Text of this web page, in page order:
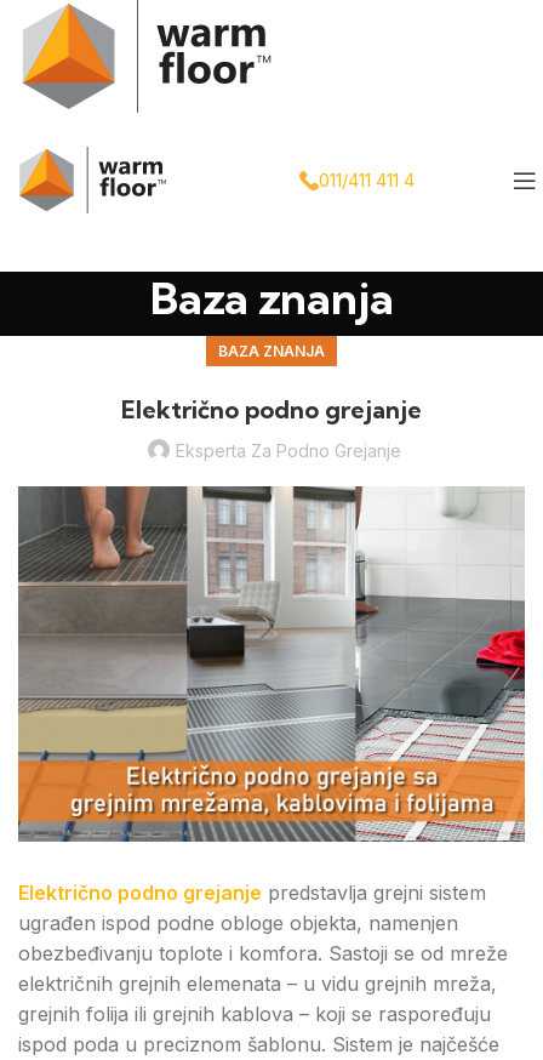
011/411 411 4
Baza znanja
BAZA ZNANJA
Električno podno grejanje
Eksperta Za Podno Grejanje
Električno podno grejanje predstavlja grejni sistem
ugrađen ispod podne obloge objekta, namenjen
obezbeđivanju toplote i komfora. Sastoji se od mreže
električnih grejnih elemenata – u vidu grejnih mreža,
grejnih folija ili grejnih kablova – koji se raspoređuju
ispod poda u preciznom šablonu. Sistem je najčešće